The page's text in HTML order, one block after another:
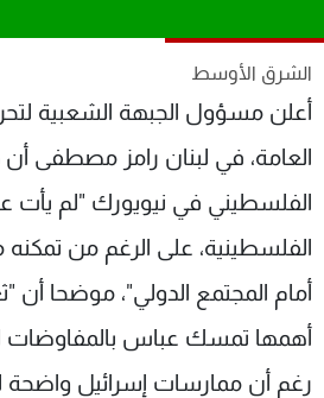
الشرق الأوسط
أعلن مسؤول الجبهة الشعبية
العامة، في لبنان رامز مصطفى
الفلسطيني في نيويورك "لم يأت
الفلسطينية، على الرغم من تمكنه
أمام المجتمع الدولي"، موضحا أن
أهمها تمسك عباس بالمفاوضات
رغم أن ممارسات إسرائيل واضحة
الإنـتـاج
لاعلاناتكم
شروط
سياسة